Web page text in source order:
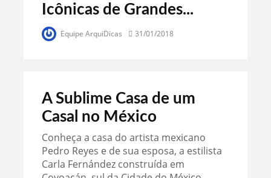
Icônicas de Grandes...
Equipe ArquiDicas 31/01/2018
A Sublime Casa de um
Casal no México
Conheça a casa do artista mexicano
Pedro Reyes e de sua esposa, a estilista
Carla Fernández construída em